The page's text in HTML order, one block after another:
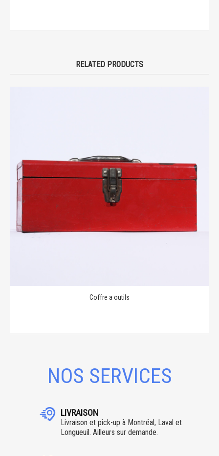
RELATED PRODUCTS
Coffre a outils
NOS SERVICES
LIVRAISON
Livraison et pick-up à Montréal, Laval et
Longueuil. Ailleurs sur demande.